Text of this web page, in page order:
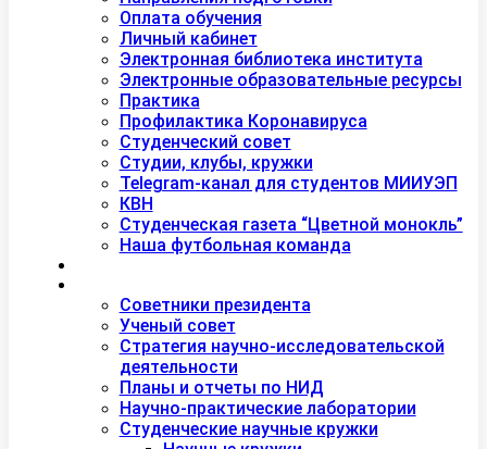
Оплата обучения
Личный кабинет
Электронная библиотека института
Электронные образовательные ресурсы
Практика
Профилактика Коронавируса
Студенческий совет
Студии, клубы, кружки
Telegram-канал для студентов МИИУЭП
КВН
Студенческая газета “Цветной монокль”
Наша футбольная команда
Советники президента
Ученый совет
Стратегия научно-исследовательской
деятельности
Планы и отчеты по НИД
Научно-практические лаборатории
Студенческие научные кружки